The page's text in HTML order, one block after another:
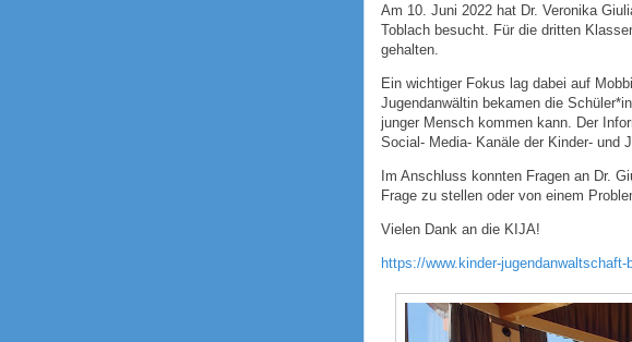
Am 10. Juni 2022 hat Dr. Veronika
Toblach besucht. Für die dritten
gehalten.
Ein wichtiger Fokus lag dabei auf
Jugendanwältin bekamen die
junger Mensch kommen kann. Der
Social- Media- Kanäle der Kinder- und
Im Anschluss konnten Fragen an Dr.
Frage zu stellen oder von einem
Vielen Dank an die KIJA!
https://www.kinder-jugendanwaltschaft-